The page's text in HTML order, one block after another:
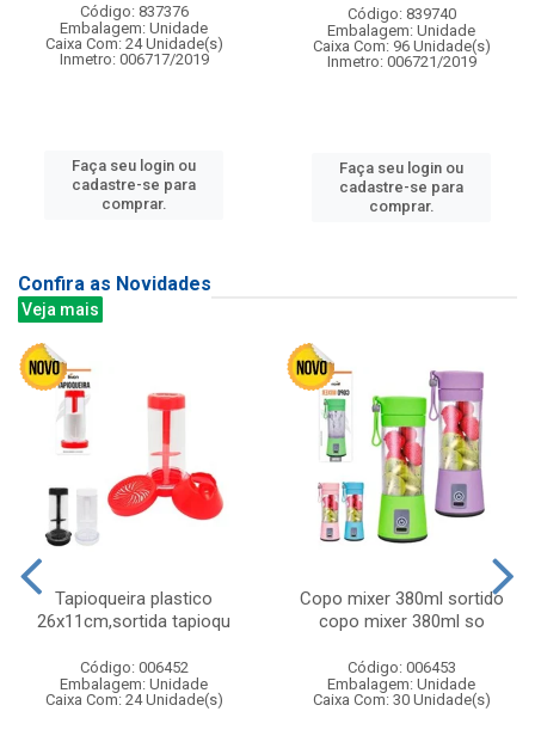
Código: 837376
Embalagem: Unidade
Caixa Com: 24 Unidade(s)
Inmetro: 006717/2019
Faça seu login ou
cadastre-se para
comprar.
Código: 839740
Embalagem: Unidade
Caixa Com: 96 Unidade(s)
Inmetro: 006721/2019
Faça seu login ou
cadastre-se para
comprar.
Confira as Novidades
Veja mais
Tapioqueira plastico
26x11cm,sortida tapioqu
Código: 006452
Embalagem: Unidade
Caixa Com: 24 Unidade(s)
Copo mixer 380ml sortido
copo mixer 380ml so
Código: 006453
Embalagem: Unidade
Caixa Com: 30 Unidade(s)